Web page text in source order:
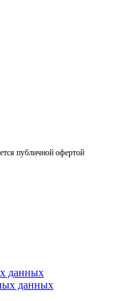
публичной офертой
данных
данных